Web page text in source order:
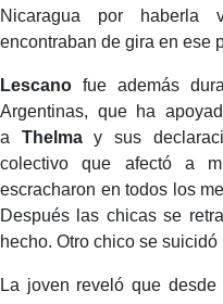
Nicaragua por haberla
encontraban de gira en ese
Lescano fue además
Argentinas, que ha
a Thelmay sus
colectivo que afectó a
escracharon en todos los
Después las chicas se
hecho. Otro chico se
La joven reveló que